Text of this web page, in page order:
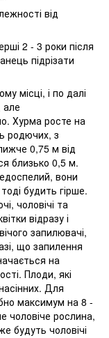
від
2 - 3 роки після
підрізати
місці, і по далі
але
Хурма росте на
родючих, з
0,75 м від
близько 0,5 м.
вони
будить гірше.
чоловічі та
відразу і
запилювачі,
що запилення
на
Плоди, які
Для
максимум на 8 -
чоловіче рослина,
будуть чоловічі